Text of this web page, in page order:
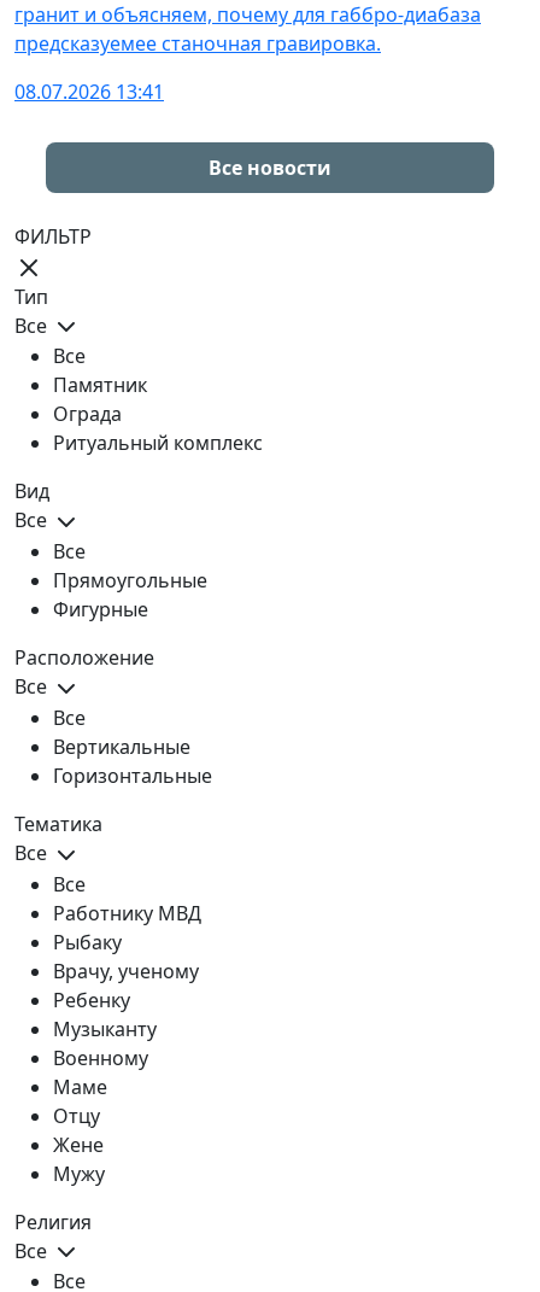
гранит и объясняем, почему для габбро-диабаза
предсказуемее станочная гравировка.
08.07.2026 13:41
Все новости
ФИЛЬТР
Тип
Все
Все
Памятник
Ограда
Ритуальный комплекс
Вид
Все
Все
Прямоугольные
Фигурные
Расположение
Все
Все
Вертикальные
Горизонтальные
Тематика
Все
Все
Работнику МВД
Рыбаку
Врачу, ученому
Ребенку
Музыканту
Военному
Маме
Отцу
Жене
Мужу
Религия
Все
Все